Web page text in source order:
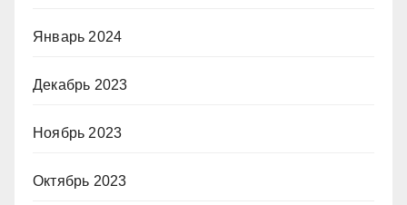
Январь 2024
Декабрь 2023
Ноябрь 2023
Октябрь 2023